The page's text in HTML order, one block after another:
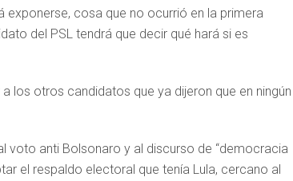
cosa que no ocurrió en la primera
del PSL tendrá que decir qué hará si es
los otros candidatos que ya dijeron que en ningún
voto anti Bolsonaro y al discurso de “democracia
el respaldo electoral que tenía Lula, cercano al